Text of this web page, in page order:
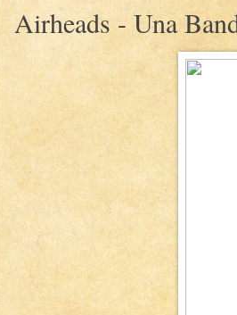
Airheads - Una